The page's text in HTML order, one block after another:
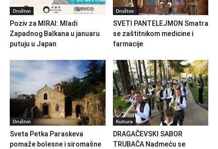
Društvo
Poziv za MIRAI: Mladi
Zapadnog Balkana u januaru
putuju u Japan
Društvo
SVETI PANTELEJMON Smatra
se zaštitnikom medicine i
farmacije
Društvo
Sveta Petka Paraskeva
pomaže bolesne i siromašne
Kultura
DRAGAČEVSKI SABOR
TRUBAČA Nadmeću se